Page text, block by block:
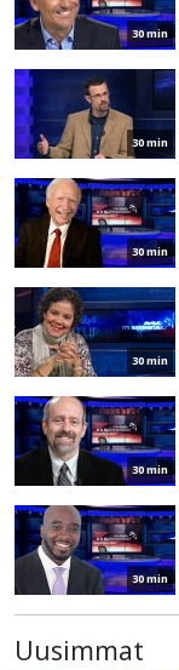
30 min
30 min
30 min
30 min
30 min
30 min
Uusimmat